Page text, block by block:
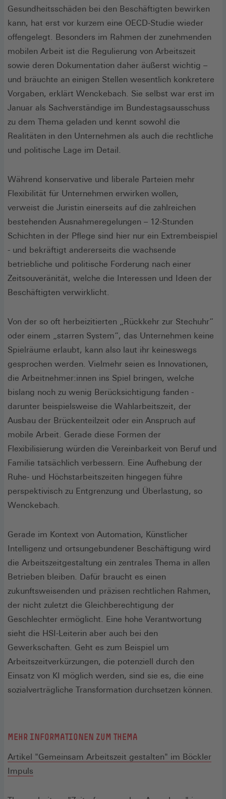
Gesundheitsschäden bei den Beschäftigten bewirken
kann, hat erst vor kurzem eine OECD-Studie wieder
offengelegt. Besonders im Rahmen der zunehmenden
mobilen Arbeit ist die Regulierung von Arbeitszeit
sowie deren Dokumentation daher äußerst wichtig –
und bräuchte an einigen Stellen wesentlich konkretere
Vorgaben, erklärt Wenckebach. Sie selbst war erst im
Januar als Sachverständige im Bundestagsausschuss
zu dem Thema geladen und kennt sowohl die
Realitäten in den Unternehmen als auch die rechtliche
und politische Lage im Detail.
Während konservative und liberale Parteien mehr
Flexibilität für Unternehmen erwirken wollen,
verweist die Juristin einerseits auf die zahlreichen
bestehenden Ausnahmeregelungen – 12-Stunden
Schichten in der Pflege sind hier nur ein Extrembeispiel
- und bekräftigt andererseits die wachsende
betriebliche und politische Forderung nach einer
Zeitsouveränität, welche die Interessen und Ideen der
Beschäftigten verwirklicht.
Von der so oft herbeizitierten „Rückkehr zur Stechuhr“
oder einem „starren System“, das Unternehmen keine
Spielräume erlaubt, kann also laut ihr keineswegs
gesprochen werden. Vielmehr seien es Innovationen,
die Arbeitnehmer:innen ins Spiel bringen, welche
bislang noch zu wenig Berücksichtigung fanden -
darunter beispielsweise die Wahlarbeitszeit, der
Ausbau der Brückenteilzeit oder ein Anspruch auf
mobile Arbeit. Gerade diese Formen der
Flexibilisierung würden die Vereinbarkeit von Beruf und
Familie tatsächlich verbessern. Eine Aufhebung der
Ruhe- und Höchstarbeitszeiten hingegen führe
perspektivisch zu Entgrenzung und Überlastung, so
Wenckebach.
Gerade im Kontext von Automation, Künstlicher
Intelligenz und ortsungebundener Beschäftigung wird
die Arbeitszeitgestaltung ein zentrales Thema in allen
Betrieben bleiben. Dafür braucht es einen
zukunftsweisenden und präzisen rechtlichen Rahmen,
der nicht zuletzt die Gleichberechtigung der
Geschlechter ermöglicht. Eine hohe Verantwortung
sieht die HSI-Leiterin aber auch bei den
Gewerkschaften. Geht es zum Beispiel um
Arbeitszeitverkürzungen, die potenziell durch den
Einsatz von KI möglich werden, sind sie es, die eine
sozialverträgliche Transformation durchsetzen können.
MEHR INFORMATIONEN ZUM THEMA
Artikel "Gemeinsam Arbeitszeit gestalten" im Böckler
Impuls